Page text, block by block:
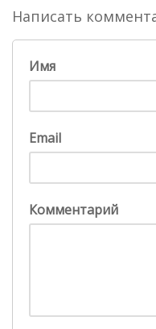
Написать
Имя
Email
Комментарий